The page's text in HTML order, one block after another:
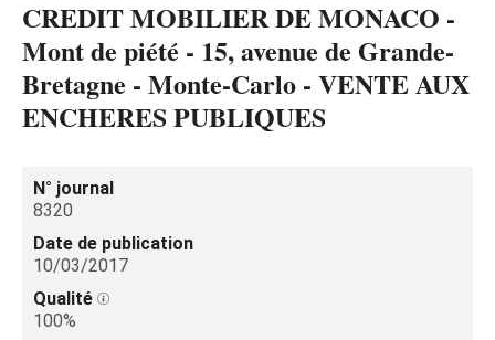
CREDIT MOBILIER DE MONACO -
Mont de piété - 15, avenue de Grande-
Bretagne - Monte-Carlo - VENTE AUX
ENCHERES PUBLIQUES
N° journal
8320
Date de publication
10/03/2017
Qualité
100%